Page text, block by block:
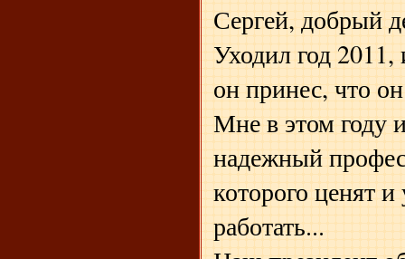
Сергей, добрый
Уходил год 2011,
он принес, что
Мне в этом году
надежный
которого ценят
работать...